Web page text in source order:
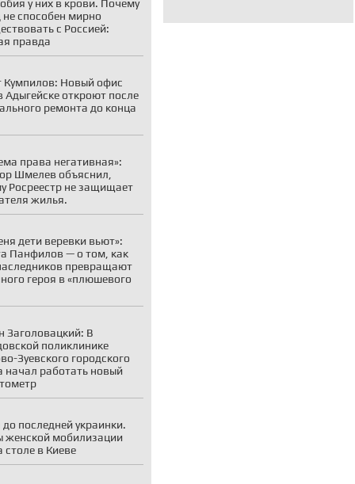
у них в крови. Почему
не способен мирно
с Россией:
правда
Кумпилов: Новый офис
откроют после
ремонта до конца
права негативная»:
Шмелев объяснил,
Росреестр не защищает
жилья.
дети веревки вьют»:
Панфилов — о том, как
превращают
героя в «плюшевого
Заголовацкий: В
поликлинике
Зуевского городского
начал работать новый
до последней украинки.
женской мобилизации
столе в Киеве